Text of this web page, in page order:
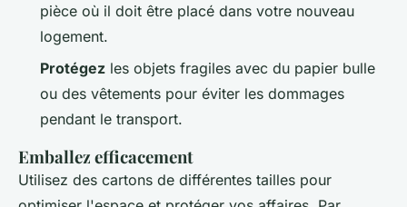
pièce où il doit être placé dans votre nouveau
logement.
Protégez les objets fragiles avec du papier bulle
ou des vêtements pour éviter les dommages
pendant le transport.
Emballez efficacement
Utilisez des cartons de différentes tailles pour